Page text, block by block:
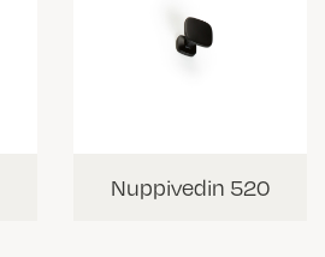
Nuppivedin 520